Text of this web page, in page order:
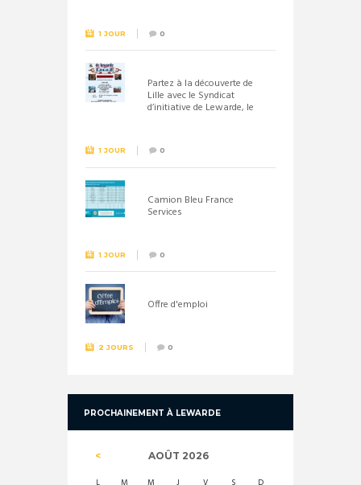
1 JOUR 0
Partez à la découverte de
Lille avec le Syndicat
d’initiative de Lewarde, le
1 JOUR 0
Camion Bleu France
Services
1 JOUR 0
Offre d'emploi
2 JOURS 0
PROCHAINEMENT À LEWARDE
AOÛT 2026